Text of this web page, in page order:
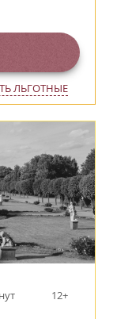
ЛЬГОТНЫЕ
12+